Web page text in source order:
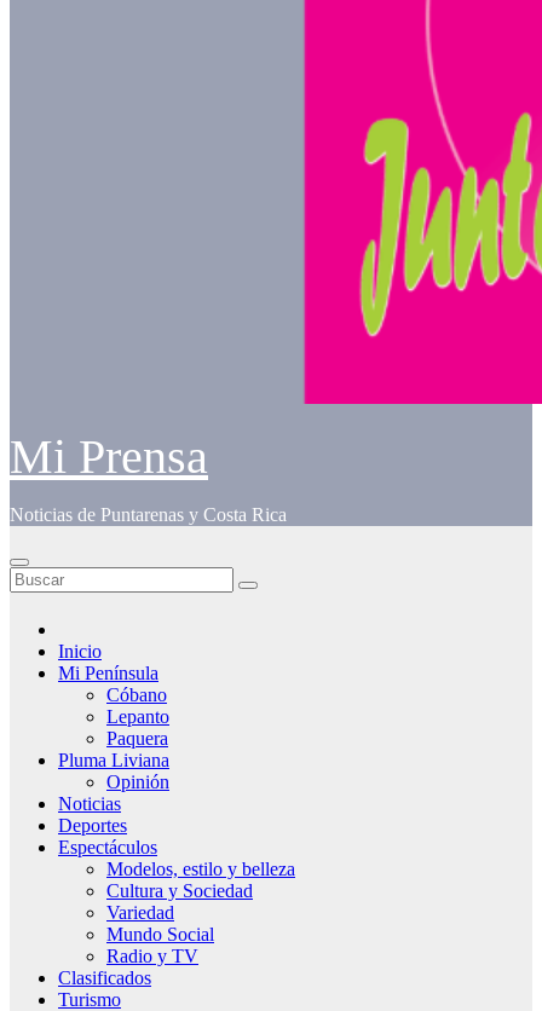
Mi Prensa
Noticias de Puntarenas y Costa Rica
Inicio
Mi Península
Cóbano
Lepanto
Paquera
Pluma Liviana
Opinión
Noticias
Deportes
Espectáculos
Modelos, estilo y belleza
Cultura y Sociedad
Variedad
Mundo Social
Radio y TV
Clasificados
Turismo